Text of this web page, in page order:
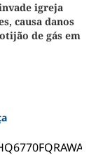
igreja
causa danos
de gás em